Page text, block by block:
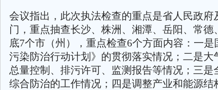
会议指出，此次执法检查的重点是省人民政府
门，重点抽查长沙、株洲、湘潭、岳阳、常德
底7个市（州），重点检查6个方面内容：一是
污染防治行动计划》的贯彻落实情况；二是大
总量控制、排污许可、监测报告等情况；三是
综合防治的工作情况；四是调整产业和能源结